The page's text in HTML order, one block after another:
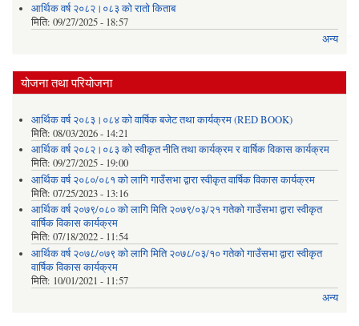
आर्थिक वर्ष २०८२।०८३ को रातो किताब
मिति: 09/27/2025 - 18:57
अन्य
योजना तथा परियोजना
आर्थिक वर्ष २०८३।०८४ को वार्षिक बजेट तथा कार्यक्रम (RED BOOK)
मिति: 08/03/2026 - 14:21
आर्थिक वर्ष २०८२।०८३ को स्वीकृत नीति तथा कार्यक्रम र वार्षिक विकास कार्यक्रम
मिति: 09/27/2025 - 19:00
आर्थिक वर्ष २०८०/०८१ को लागि गाउँसभा द्वारा स्वीकृत वार्षिक विकास कार्यक्रम
मिति: 07/25/2023 - 13:16
आर्थिक वर्ष २०७९/०८० को लागि मिति २०७९/०३/२१ गतेको गाउँसभा द्वारा स्वीकृत
वार्षिक विकास कार्यक्रम
मिति: 07/18/2022 - 11:54
आर्थिक वर्ष २०७८/०७९ को लागि मिति २०७८/०३/१० गतेको गाउँसभा द्वारा स्वीकृत
वार्षिक विकास कार्यक्रम
मिति: 10/01/2021 - 11:57
अन्य